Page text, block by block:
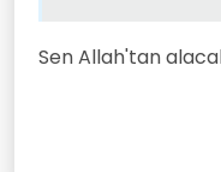
Sen Allah'tan